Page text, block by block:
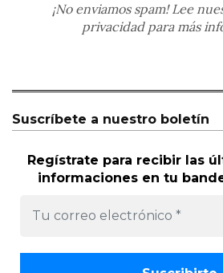
¡No enviamos spam! Lee
privacidadpara más
Suscríbete a nuestro boletín
Regístrate para recibir las
informaciones en tu